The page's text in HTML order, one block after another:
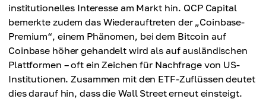
institutionelles Interesse am Markt hin. QCP Capital
bemerkte zudem das Wiederauftreten der „Coinbase-
Premium“, einem Phänomen, bei dem Bitcoin auf
Coinbase höher gehandelt wird als auf ausländischen
Plattformen – oft ein Zeichen für Nachfrage von US-
Institutionen. Zusammen mit den ETF-Zuflüssen deutet
dies darauf hin, dass die Wall Street erneut einsteigt.